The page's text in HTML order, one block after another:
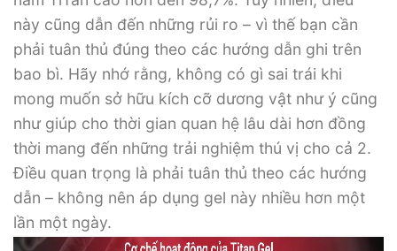
này cũng dẫn đến những rủi ro – vì thế bạn cần
phải tuân thủ đúng theo các hướng dẫn ghi trên
bao bì. Hãy nhớ rằng, không có gì sai trái khi
mong muốn sở hữu kích cỡ dương vật như ý cũng
như giúp cho thời gian quan hệ lâu dài hơn đồng
thời mang đến những trải nghiệm thú vị cho cả 2.
Điều quan trọng là phải tuân thủ theo các hướng
dẫn – không nên áp dụng gel này nhiều hơn một
lần một ngày.